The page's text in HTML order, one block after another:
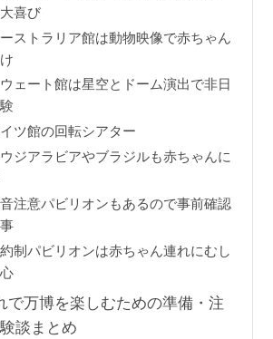
喜び
ストラリア館は動物映像で赤ちゃん
ェート館は星空とドーム演出で非日
ツ館の回転シアター
ジアラビアやブラジルも赤ちゃんに
注意パビリオンもあるので事前確認
制パビリオンは赤ちゃん連れにむし
で万博を楽しむための準備・注
談まとめ